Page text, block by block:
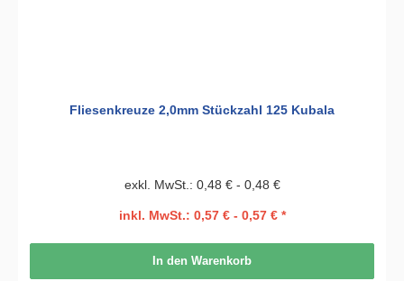
Fliesenkreuze 2,0mm Stückzahl 125 Kubala
exkl. MwSt.: 0,48 € - 0,48 €
inkl. MwSt.: 0,57 € - 0,57 € *
In den Warenkorb